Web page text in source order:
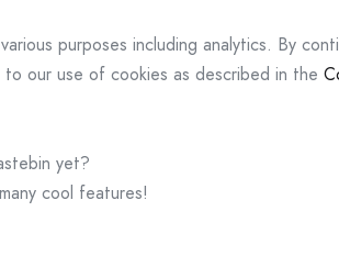
purposes including analytics. By
our use of cookies as described in the
yet?
cool features!